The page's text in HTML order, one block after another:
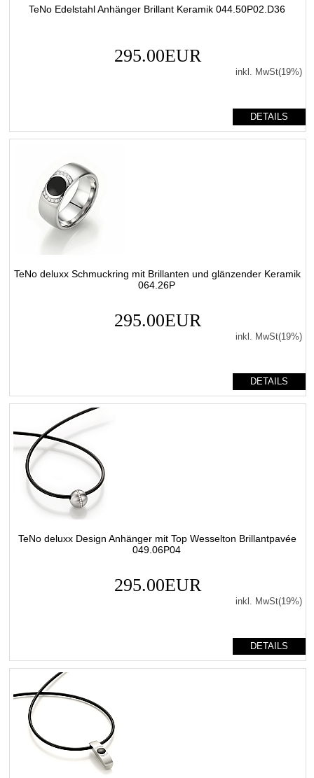
TeNo Edelstahl Anhänger Brillant Keramik 044.50P02.D36
295.00EUR
inkl. MwSt(19%)
DETAILS
TeNo deluxx Schmuckring mit Brillanten und glänzender Keramik
064.26P
295.00EUR
inkl. MwSt(19%)
DETAILS
TeNo deluxx Design Anhänger mit Top Wesselton Brillantpavée
049.06P04
295.00EUR
inkl. MwSt(19%)
DETAILS